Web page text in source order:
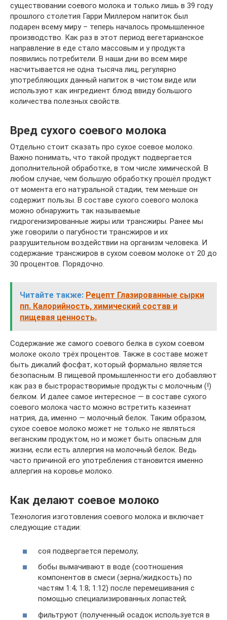
существовании соевого молока и только лишь в 39 году
прошлого столетия Гарри Миллером напиток был
подарен всему миру – теперь началось промышленное
производство. Как раз в этот период вегетарианское
направление в еде стало массовым и у продукта
появились потребители. В наши дни во всем мире
насчитывается не одна тысяча лиц, регулярно
употребляющих данный напиток в чистом виде или
используют как ингредиент блюд ввиду большого
количества полезных свойств.
Вред сухого соевого молока
Отдельно стоит сказать про сухое соевое молоко.
Важно понимать, что такой продукт подвергается
дополнительной обработке, в том числе химической. В
любом случае, чем большую обработку прошёл продукт
от момента его натуральной стадии, тем меньше он
содержит пользы. В составе сухого соевого молока
можно обнаружить так называемые
гидрогенизированные жиры или трансжиры. Ранее мы
уже говорили о пагубности трансжиров и их
разрушительном воздействии на организм человека. И
содержание трансжиров в сухом соевом молоке от 20 до
30 процентов. Порядочно.
Читайте также: Рецепт Глазированные сырки
пп. Калорийность, химический состав и
пищевая ценность.
Содержание же самого соевого белка в сухом соевом
молоке около трёх процентов. Также в составе может
быть дикалий фосфат, который формально является
безопасным. В пищевой промышленности его добавляют
как раз в быстрорастворимые продукты с молочным (!)
белком. И далее самое интересное — в составе сухого
соевого молока часто можно встретить казеинат
натрия, да, именно — молочный белок. Таким образом,
сухое соевое молоко может не только не являться
веганским продуктом, но и может быть опасным для
жизни, если есть аллергия на молочный белок. Ведь
часто причиной его употребления становится именно
аллергия на коровье молоко.
Как делают соевое молоко
Технология изготовления соевого молока и включает
следующие стадии:
соя подвергается перемолу;
бобы вымачивают в воде (соотношения
компонентов в смеси (зерна/жидкость) по
частям 1:4; 1:8; 1:12) после перемешивания с
помощью специализированных лопастей;
фильтруют (полученный осадок используется в